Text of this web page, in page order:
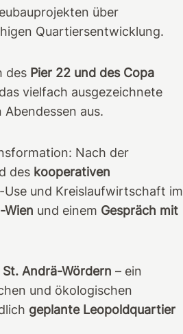
über
Quartiersentwicklung.
des Pier 22 und des Copa
vielfach ausgezeichnete
aus.
Nach der
des kooperativen
und Kreislaufwirtschaft im
Wien und einem Gespräch mit
Andrä-Wördern – ein
und ökologischen
geplante Leopoldquartier